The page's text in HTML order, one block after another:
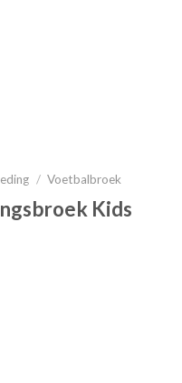
/ Voetbalbroek
Kids